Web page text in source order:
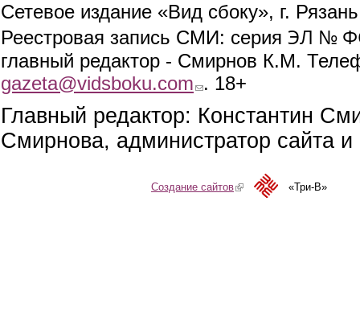
Сетевое издание «Вид сбоку», г.
Реестровая запись СМИ: серия ЭЛ №
главный редактор - Смирнов К.М.
gazeta@vidsboku.com (link sends e-mail)
. 18+
Главный редактор: Константин
Смирнова, администратор сайта
Создание сайтов(link is external)«Три-В»